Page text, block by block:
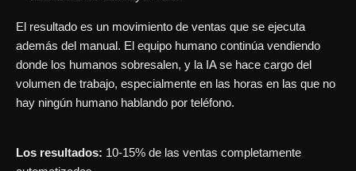
El resultado es un movimiento de ventas que se ejecuta
además del manual. El equipo humano continúa vendiendo
donde los humanos sobresalen, y la IA se hace cargo del
volumen de trabajo, especialmente en las horas en las que no
hay ningún humano hablando por teléfono.
Los resultados: 10-15% de las ventas completamente